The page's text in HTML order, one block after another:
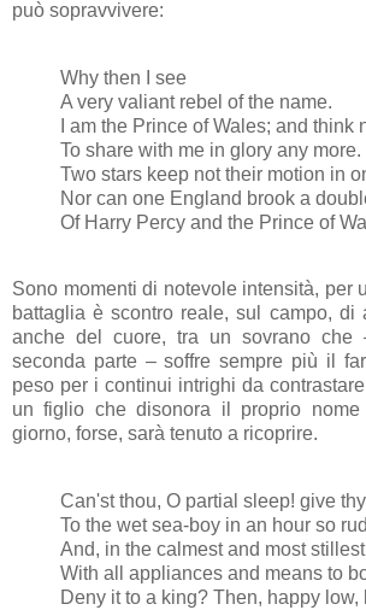
può sopravvivere:
Why then I see
A very valiant rebel of the name.
I am the Prince of Wales; and think
To share with me in glory any more.
Two stars keep not their motion in
Nor can one England brook a
Of Harry Percy and the Prince of
Sono momenti di notevole intensità, per
battaglia è scontro reale, sul campo, di
anche del cuore, tra un sovrano che
seconda parte – soffre sempre più il
peso per i continui intrighi da
un figlio che disonora il proprio
giorno, forse, sarà tenuto a ricoprire.
Can'st thou, O partial sleep! give
To the wet sea-boy in an hour so
And, in the calmest and most
With all appliances and means to
Deny it to a king? Then, happy low,